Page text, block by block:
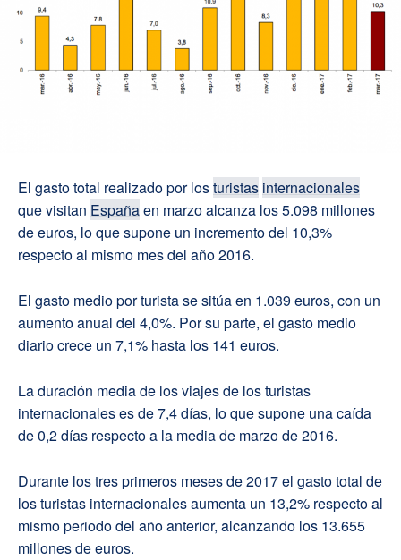
El gasto total realizado por losturistas internacionales
que visitan Españaen marzo alcanza los 5.098 millones
de euros, lo que supone un incremento del 10,3%
respecto al mismo mes del año 2016.
El gasto medio por turista se sitúa en 1.039 euros, con un
aumento anual del 4,0%. Por su parte, el gasto medio
diario crece un 7,1% hasta los 141 euros.
La duración media de los viajes de los turistas
internacionales es de 7,4 días, lo que supone una caída
de 0,2 días respecto a la media de marzo de 2016.
Durante los tres primeros meses de 2017 el gasto total de
los turistas internacionales aumenta un 13,2% respecto al
mismo periodo del año anterior, alcanzando los 13.655
millones de euros.